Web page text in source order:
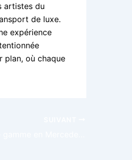
artistes du
de luxe.
expérience
plan, où chaque